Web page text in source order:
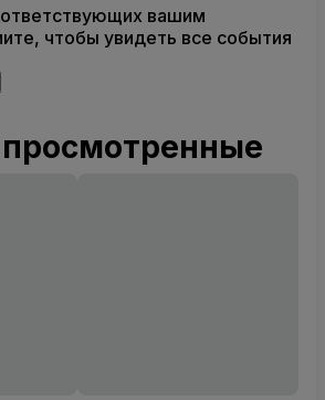
вашим
чтобы увидеть все события